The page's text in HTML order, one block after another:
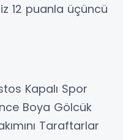
12 puanla üçüncü
Kapalı Spor
Boya Gölcük
Taraftarlar